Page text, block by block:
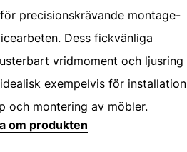
precisionskrävande montage-
Dess fickvänliga
vridmoment och ljusring
exempelvis för installation
och montering av möbler.
om produkten